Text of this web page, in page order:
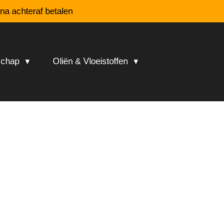
achteraf betalen
Oliën & Vloeistoffen